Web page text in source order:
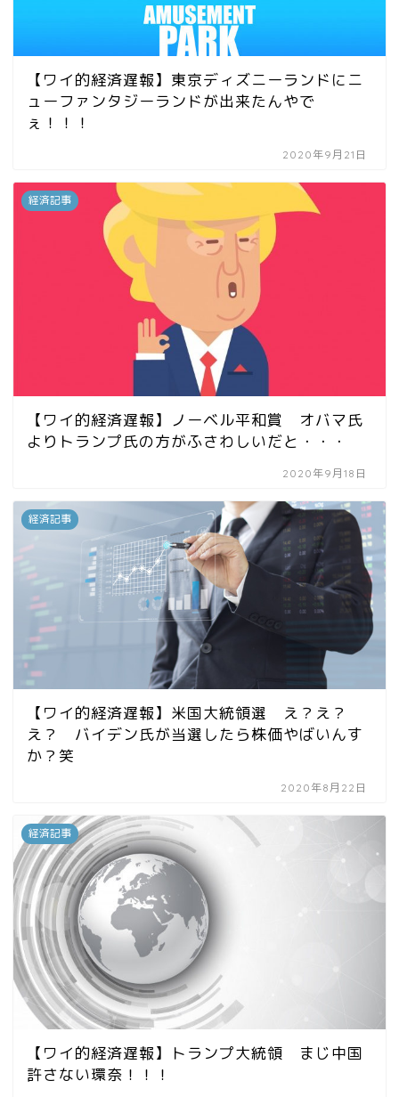
【ワイ的経済遅報】東京ディズニーランドにニ
ューファンタジーランドが出来たんやで
ぇ！！！
2020年9月21日
経済記事
【ワイ的経済遅報】ノーベル平和賞 オバマ氏
よりトランプ氏の方がふさわしいだと・・・
2020年9月18日
経済記事
【ワイ的経済遅報】米国大統領選 え？え？
え？ バイデン氏が当選したら株価やばいんす
か？笑
2020年8月22日
経済記事
【ワイ的経済遅報】トランプ大統領 まじ中国
許さない環奈！！！